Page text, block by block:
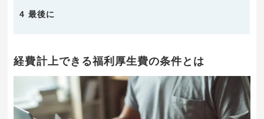
4 最後に
経費計上できる福利厚生費の条件とは